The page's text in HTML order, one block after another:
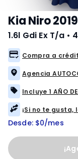
Kia Niro 2019
1.6l Gdi Ex T/a •
Compra a
Agencia
Incluye 1 AÑO
¡Si no te gusta,
Desde: $0/mes